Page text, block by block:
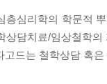
층심리학의 학문적
상담치료/임상철학
고드는 철학상담 혹